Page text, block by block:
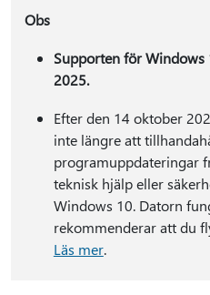
Obs
Supporten för
2025.
Efter den 14 oktober
inte längre att
programuppdateringar
teknisk hjälp eller
Windows 10. Datorn
rekommenderar att du
Läs mer.